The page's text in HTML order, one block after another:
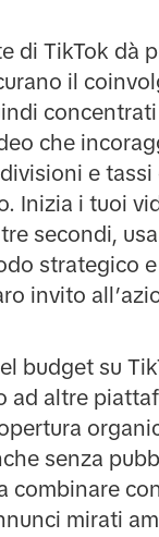
di TikTok dà
il
che
e tassi
Inizia i tuoi
secondi,
strategico
invito
budget su
ad altre
senza
combinare
mirati